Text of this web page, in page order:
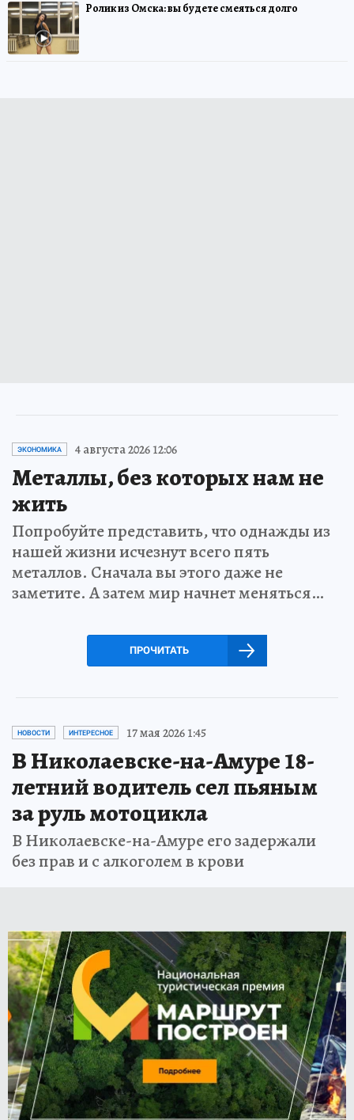
Ролик из Омска: вы будете смеяться долго
ЭКОНОМИКА 4 августа 2026 12:06
Металлы, без которых нам не
жить
Попробуйте представить, что однажды из
нашей жизни исчезнут всего пять
металлов. Сначала вы этого даже не
заметите. А затем мир начнет меняться…
ПРОЧИТАТЬ
НОВОСТИ ИНТЕРЕСНОЕ 17 мая 2026 1:45
В Николаевске-на-Амуре 18-
летний водитель сел пьяным
за руль мотоцикла
В Николаевске-на-Амуре его задержали
без прав и с алкоголем в крови